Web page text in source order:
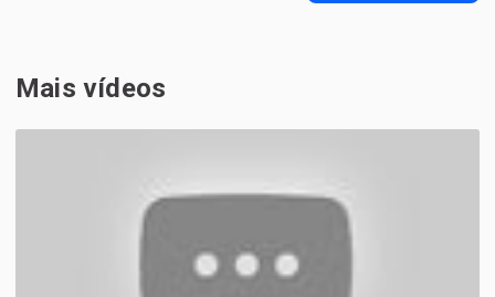
Mais vídeos